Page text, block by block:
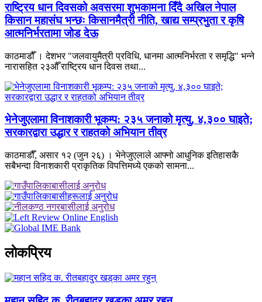
राष्ट्रिय धान दिवसको अवसरमा शुभकामना दिँदै अखिल नेपाल
किसान महासंघ भन्छः किसानमैत्री नीति, खाद्य सम्प्रभुता र कृषि
आत्मनिर्भरतामा जोड देऊ
काठमाडौँ । देशभर "जलवायुमैत्री प्रविधि, धानमा आत्मनिर्भरता र समृद्धि" भन्ने
नारासहित २३औँ राष्ट्रिय धान दिवस तथा...
भेनेजुएलामा विनाशकारी भूकम्प: २३५ जनाको मृत्यु, ४,३०० घाइते;
सरकारद्वारा उद्धार र राहतको अभियान तीव्र
काठमाडौँ, असार १२ (जुन २६) । भेनेजुएलाले आफ्नो आधुनिक इतिहासकै
सबैभन्दा विनाशकारी प्राकृतिक विपत्तिमध्ये एकको सामना...
लाेकप्रिय